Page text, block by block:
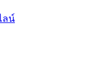
ลน์